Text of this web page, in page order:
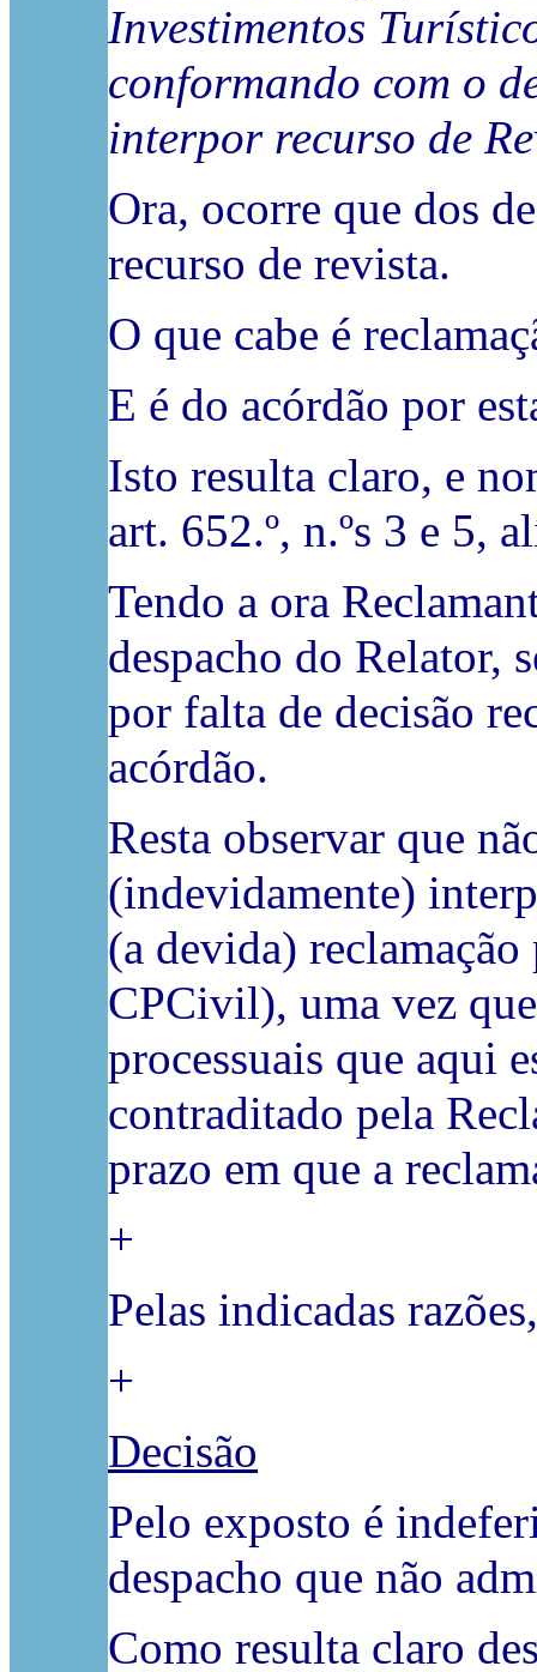
Investimentos
conformando com o
interpor recurso de
Ora, ocorre que dos
recurso de revista.
O que cabe é
E é do acórdão por
Isto resulta claro, e
art. 652.º, n.ºs 3 e 5,
Tendo a ora
despacho do Relator,
por falta de decisão
acórdão.
Resta observar que
(indevidamente)
(a devida)
CPCivil), uma vez
processuais que aqui
contraditado pela
prazo em que a
+
Pelas indicadas
+
Decisão
Pelo exposto é
despacho que não
Como resulta claro